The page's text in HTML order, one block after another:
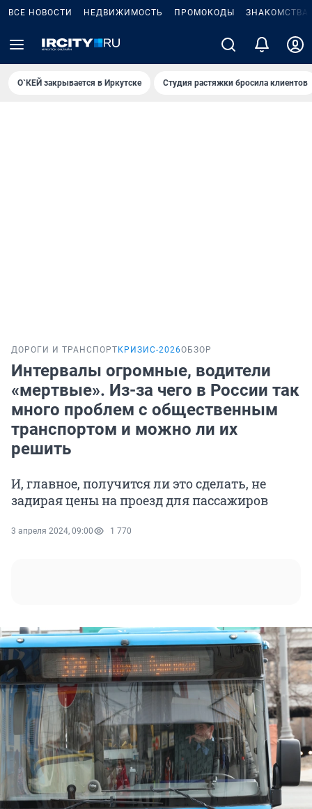
ВСЕ НОВОСТИ НЕДВИЖИМОСТЬ ПРОМОКОДЫ ЗНАКОМСТВА
О`КЕЙ закрывается в Иркутске Студия растяжки бросила клиентов
ДОРОГИ И ТРАНСПОРТ КРИЗИС-2026ОБЗОР
Интервалы огромные, водители
«мертвые». Из-за чего в России так
много проблем с общественным
транспортом и можно ли их
решить
И, главное, получится ли это сделать, не
задирая цены на проезд для пассажиров
3 апреля 2024, 09:00 1 770